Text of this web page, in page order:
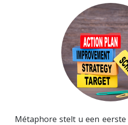
Métaphore stelt u een